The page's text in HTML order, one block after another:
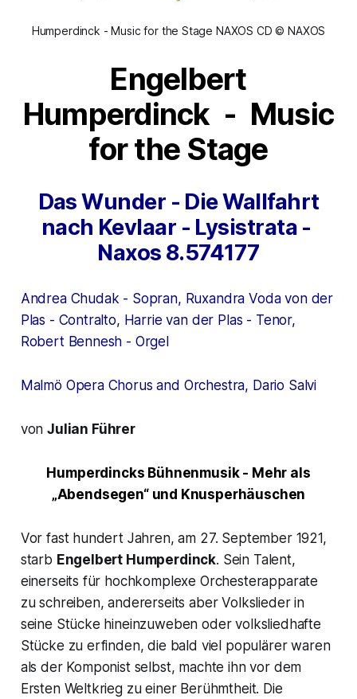
Humperdinck - Music for the Stage NAXOS CD © NAXOS
Engelbert
Humperdinck - Music
for the Stage
Das Wunder - Die Wallfahrt
nach Kevlaar - Lysistrata -
Naxos 8.574177
Andrea Chudak - Sopran, Ruxandra Voda von der
Plas - Contralto, Harrie van der Plas - Tenor,
Robert Bennesh - Orgel
Malmö Opera Chorus and Orchestra, Dario Salvi
vonJulian Führer
Humperdincks Bühnenmusik - Mehr als
„Abendsegen“ und Knusperhäuschen
Vor fast hundert Jahren, am 27. September 1921,
starb Engelbert Humperdinck. Sein Talent,
einerseits für hochkomplexe Orchesterapparate
zu schreiben, andererseits aber Volkslieder in
seine Stücke hineinzuweben oder volksliedhafte
Stücke zu erfinden, die bald viel populärer waren
als der Komponist selbst, machte ihn vor dem
Ersten Weltkrieg zu einer Berühmtheit. Die